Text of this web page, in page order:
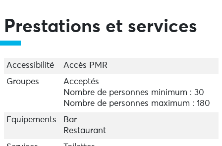
- La Grande Rade de Brest et ses ports. Durée : 1h30.
- Les fortifications du Goulet et les îles historiques de
la Baie de Roscanvel. Durée : 2h.
Pois (avec escale). Durée : 5h30 avec escale
Rade avec ses sites protégés. Durée : 3h30
Prestations bistronomiques
- "A la bonne franquette" pour déguster les produits
locaux : le PPVR (Pain, Pâté, Vin Rouge*) : huitres ou
Prestations et services
Accessibilité
Accès PMR
Groupes
Acceptés
Nombre de personnes minimum : 30
Nombre de personnes maximum : 180
Equipements
Bar
Restaurant